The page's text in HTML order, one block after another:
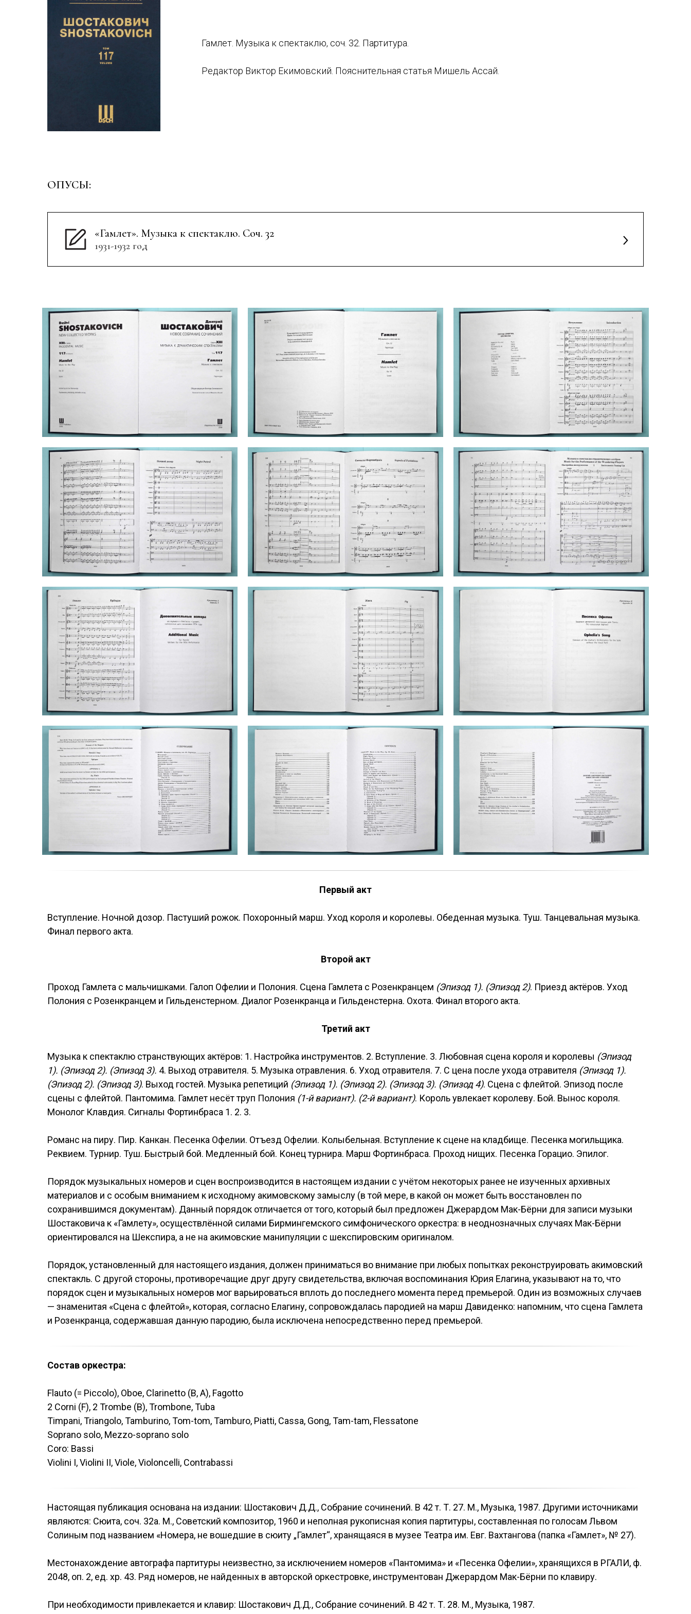
Гамлет. Музыка к спектаклю, соч. 32. Партитура.
Редактор Виктор Екимовский. Пояснительная статья Мишель Ассай.
ОПУСЫ:
«Гамлет». Музыка к спектаклю. Соч. 32
1931-1932 год
Первый акт
Вступление. Ночной дозор. Пастуший рожок. Похоронный марш. Уход короля и королевы. Обеденная музыка. Туш. Танцевальная музыка.
Финал первого акта.
Второй акт
Проход Гамлета с мальчишками. Галоп Офелии и Полония. Сцена Гамлета с Розенкранцем (Эпизод 1). (Эпизод 2). Приезд актёров. Уход
Полония с Розенкранцем и Гильденстерном. Диалог Розенкранца и Гильденстерна. Охота. Финал второго акта.
Третий акт
Музыка к спектаклю странствующих актёров: 1. Настройка инструментов. 2. Вступление. 3. Любовная сцена короля и королевы (Эпизод
1). (Эпизод 2). (Эпизод 3). 4. Выход отравителя. 5. Музыка отравления. 6. Уход отравителя. 7. С цена после ухода отравителя (Эпизод 1).
(Эпизод 2). (Эпизод 3). Выход гостей. Музыка репетиций (Эпизод 1). (Эпизод 2). (Эпизод 3). (Эпизод 4). Сцена с флейтой. Эпизод после
сцены с флейтой. Пантомима. Гамлет несёт труп Полония (1-й вариант). (2-й вариант). Король увлекает королеву. Бой. Вынос короля.
Монолог Клавдия. Сигналы Фортинбраса 1. 2. 3.
Романс на пиру. Пир. Канкан. Песенка Офелии. Отъезд Офелии. Колыбельная. Вступление к сцене на кладбище. Песенка могильщика.
Реквием. Турнир. Туш. Быстрый бой. Медленный бой. Конец турнира. Марш Фортинбраса. Проход нищих. Песенка Горацио. Эпилог.
Порядок музыкальных номеров и сцен воспроизводится в настоящем издании с учётом некоторых ранее не изученных архивных
материалов и с особым вниманием к исходному акимовскому замыслу (в той мере, в какой он может быть восстановлен по
сохранившимся документам). Данный порядок отличается от того, который был предложен Джерардом Мак-Бёрни для записи музыки
Шостаковича к «Гамлету», осуществлённой силами Бирмингемского симфонического оркестра: в неоднозначных случаях Мак-Бёрни
ориентировался на Шекспира, а не на акимовские манипуляции с шекспировским оригиналом.
Порядок, установленный для настоящего издания, должен приниматься во внимание при любых попытках реконструировать акимовский
спектакль. С другой стороны, противоречащие друг другу свидетельства, включая воспоминания Юрия Елагина, указывают на то, что
порядок сцен и музыкальных номеров мог варьироваться вплоть до последнего момента перед премьерой. Один из возможных случаев
— знаменитая «Сцена с флейтой», которая, согласно Елагину, сопровождалась пародией на марш Давиденко: напомним, что сцена Гамлета
и Розенкранца, содержавшая данную пародию, была исключена непосредственно перед премьерой.
Состав оркестра:
Flauto (= Piccolo), Oboe, Clarinetto (B, A), Fagotto
2 Corni (F), 2 Trombe (B), Trombone, Tuba
Timpani, Triangolo, Tamburino, Tom-tom, Tamburo, Piatti, Cassa, Gong, Tam-tam, Flessatone
Soprano solo, Mezzo-soprano solo
Coro: Bassi
Violini I, Violini II, Viole, Violoncelli, Contrabassi
Настоящая публикация основана на издании: Шостакович Д.Д., Собрание сочинений. В 42 т. Т. 27. М., Музыка, 1987. Другими источниками
являются: Сюита, соч. 32а. М., Советский композитор, 1960 и неполная рукописная копия партитуры, составленная по голосам Львом
Солиным под названием «Номера, не вошедшие в сюиту „Гамлет“, хранящаяся в музее Театра им. Евг. Вахтангова (папка «Гамлет», № 27).
Местонахождение автографа партитуры неизвестно, за исключением номеров «Пантомима» и «Песенка Офелии», хранящихся в РГАЛИ, ф.
2048, оп. 2, ед. хр. 43. Ряд номеров, не найденных в авторской оркестровке, инструментован Джерардом Мак-Бёрни по клавиру.
При необходимости привлекается и клавир: Шостакович Д.Д., Собрание сочинений. В 42 т. Т. 28. М., Музыка, 1987.